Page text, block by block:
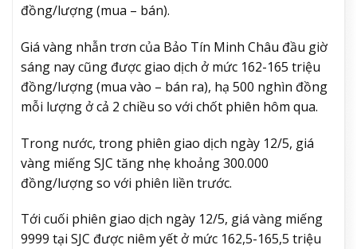
đồng/lượng (mua – bán).
Giá vàng nhẫn trơn của Bảo Tín Minh Châu đầu giờ
sáng nay cũng được giao dịch ở mức 162-165 triệu
đồng/lượng (mua vào – bán ra), hạ 500 nghìn đồng
mỗi lượng ở cả 2 chiều so với chốt phiên hôm qua.
Trong nước, trong phiên giao dịch ngày 12/5, giá
vàng miếng SJC tăng nhẹ khoảng 300.000
đồng/lượng so với phiên liền trước.
Tới cuối phiên giao dịch ngày 12/5, giá vàng miếng
9999 tại SJC được niêm yết ở mức 162,5-165,5 triệu